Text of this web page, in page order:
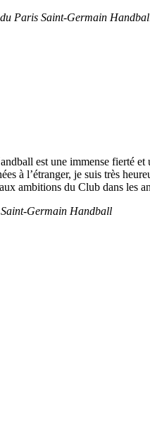
Paris Saint-Germain
est une immense fierté
à l’étranger, je suis très
ambitions du Club dans les
Germain Handball